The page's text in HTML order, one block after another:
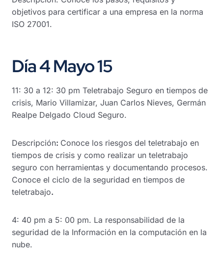
objetivos para certificar a una empresa en la norma
ISO 27001.
Día 4 Mayo 15
11: 30 a 12: 30 pm Teletrabajo Seguro en tiempos de
crisis, Mario Villamizar, Juan Carlos Nieves, Germán
Realpe Delgado Cloud Seguro.
Descripción: Conoce los riesgos del teletrabajo en
tiempos de crisis y como realizar un teletrabajo
seguro con herramientas y documentando procesos.
Conoce el ciclo de la seguridad en tiempos de
teletrabajo.
4: 40 pm a 5: 00 pm. La responsabilidad de la
seguridad de la Información en la computación en la
nube.